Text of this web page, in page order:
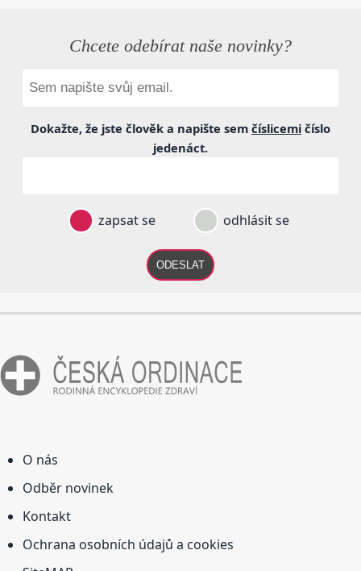
Chcete odebírat naše novinky?
Dokažte, že jste člověk a napište sem číslicemi číslo
jedenáct.
zapsat se odhlásit se
ODESLAT
O nás
Odběr novinek
Kontakt
Ochrana osobních údajů a cookies